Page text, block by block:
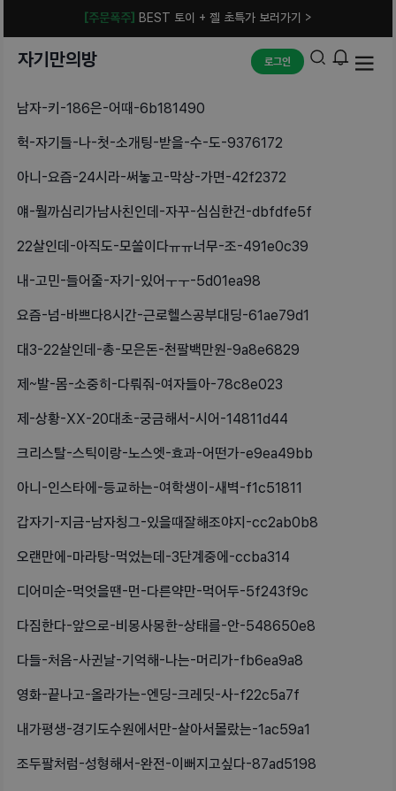
[주문폭주] BEST 토이 + 젤 초특가 보러가기 >
자기만의방 로그인
남자-키-186은-어때-6b181490
헉-자기들-나-첫-소개팅-받을-수-도-9376172
아니-요즘-24시라-써놓고-막상-가면-42f2372
얘-뭘까심리가남사친인데-자꾸-심심한건-dbfdfe5f
22살인데-아직도-모쏠이다ㅠㅠ너무-조-491e0c39
내-고민-들어줄-자기-있어ㅜㅜ-5d01ea98
요즘-넘-바쁘다8시간-근로헬스공부대딩-61ae79d1
대3-22살인데-총-모은돈-천팔백만원-9a8e6829
제~발-몸-소중히-다뤄줘-여자들아-78c8e023
제-상황-XX-20대초-궁금해서-시어-14811d44
크리스탈-스틱이랑-노스엣-효과-어떤가-e9ea49bb
아니-인스타에-등교하는-여학생이-새벽-f1c51811
갑자기-지금-남자칭그-있을때잘해조야지-cc2ab0b8
오랜만에-마라탕-먹었는데-3단계중에-ccba314
디어미순-먹엇을땐-먼-다른약만-먹어두-5f243f9c
다짐한다-앞으로-비몽사몽한-상태를-안-548650e8
다들-처음-사귄날-기억해-나는-머리가-fb6ea9a8
영화-끝나고-올라가는-엔딩-크레딧-사-f22c5a7f
내가평생-경기도수원에서만-살아서몰랐는-1ac59a1
조두팔처럼-성형해서-완전-이뻐지고싶다-87ad5198